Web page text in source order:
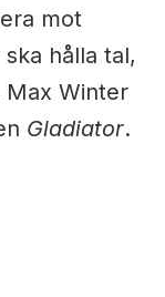
mot
hålla tal,
Max Winter
Gladiator.